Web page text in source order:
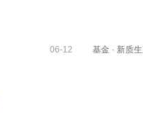
06-12 基金 · 新质